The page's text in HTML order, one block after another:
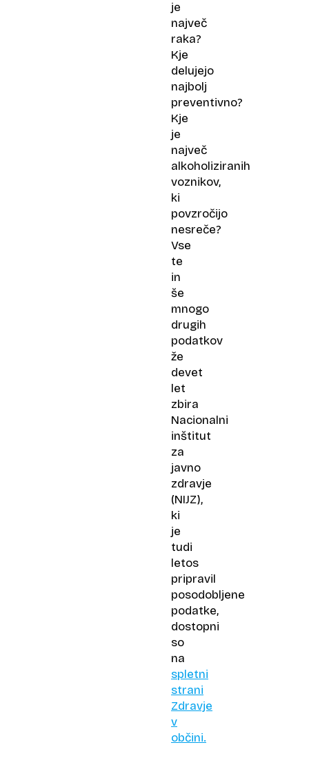
je
največ
raka?
Kje
delujejo
najbolj
preventivno?
Kje
je
največ
alkoholiziranih
voznikov,
ki
povzročijo
nesreče?
Vse
te
in
še
mnogo
drugih
podatkov
že
devet
let
zbira
Nacionalni
inštitut
za
javno
zdravje
(NIJZ),
ki
je
tudi
letos
pripravil
posodobljene
podatke,
dostopni
so
na
spletni
strani
Zdravje
v
občini.